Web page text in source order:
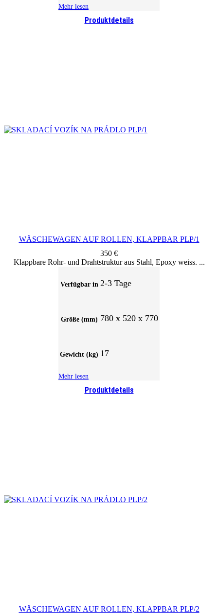
Produktdetails
Mehr lesen
WÄSCHEWAGEN AUF ROLLEN, KLAPPBAR PLP/1
350 €
Produktdetails
Klappbare Rohr- und Drahtstruktur aus Stahl, Epoxy weiss.
Verfügbar in 2-3 Tage
Größe (mm) 780 x 520 x 770
Gewicht (kg) 17
Mehr lesen
WÄSCHEWAGEN AUF ROLLEN, KLAPPBAR PLP/2